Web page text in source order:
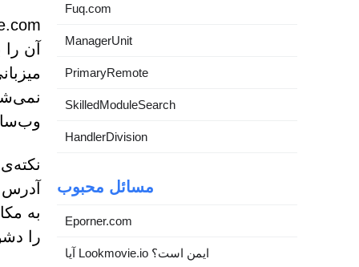
آن
به
را
Fuq.com
ManagerUnit
PrimaryRemote
SkilledModuleSearch
HandlerDivision
مسائل محبوب
Eporner.com
آیا Lookmovie.io ایمن است؟